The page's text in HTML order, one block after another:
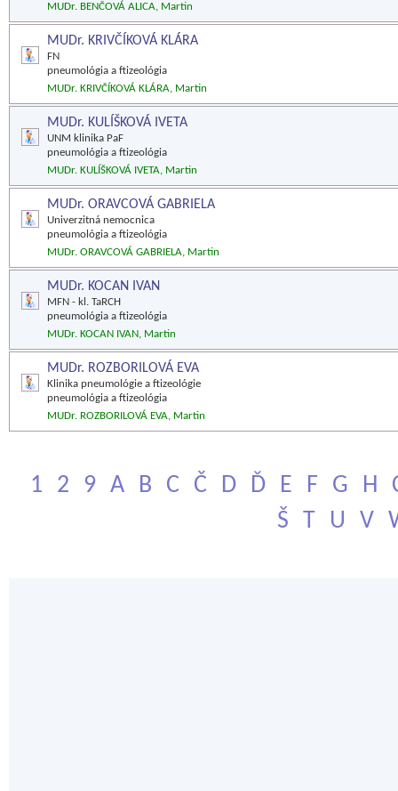
MUDr. BENČOVÁ ALICA, Martin
MUDr. KRIVČÍKOVÁ KLÁRA
FN
pneumológia a ftizeológia
MUDr. KRIVČÍKOVÁ KLÁRA, Martin
MUDr. KULÍŠKOVÁ IVETA
UNM klinika PaF
pneumológia a ftizeológia
MUDr. KULÍŠKOVÁ IVETA, Martin
MUDr. ORAVCOVÁ GABRIELA
Univerzitná nemocnica
pneumológia a ftizeológia
MUDr. ORAVCOVÁ GABRIELA, Martin
MUDr. KOCAN IVAN
MFN - kl. TaRCH
pneumológia a ftizeológia
MUDr. KOCAN IVAN, Martin
MUDr. ROZBORILOVÁ EVA
Klinika pneumológie a ftizeológie
pneumológia a ftizeológia
MUDr. ROZBORILOVÁ EVA, Martin
1 2 9 A B C Č D Ď E F G H
Š
T U V